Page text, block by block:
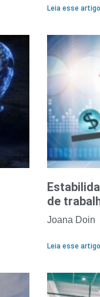
Leia esse
de
Joana Doin
Leia esse